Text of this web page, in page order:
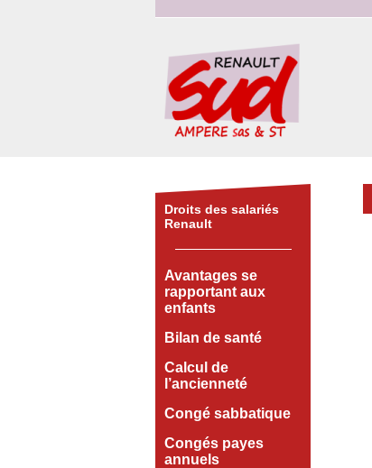
Droits des salariés
Renault
Avantages se
rapportant aux
enfants
Bilan de santé
Calcul de
l’ancienneté
Congé sabbatique
Congés payes
annuels